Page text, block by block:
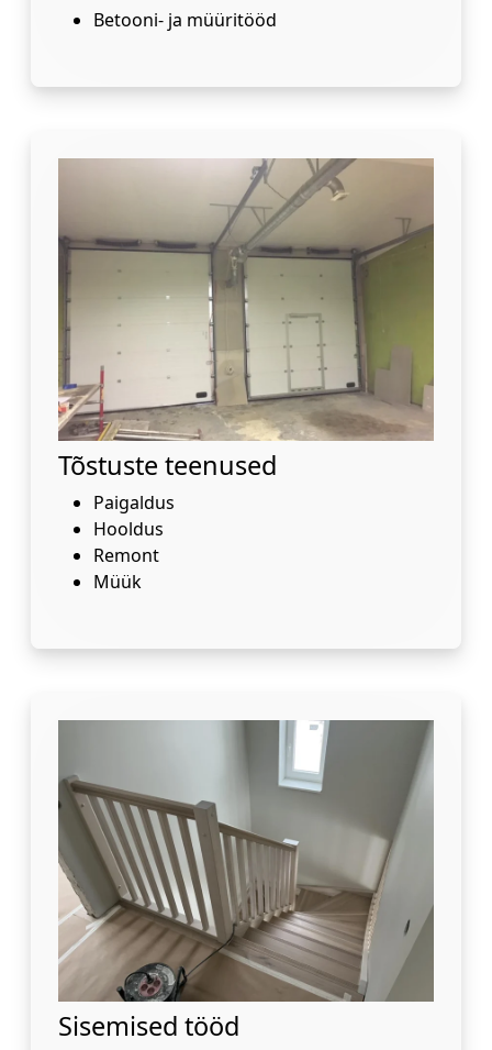
Betooni- ja müüritööd
Tõstuste teenused
Paigaldus
Hooldus
Remont
Müük
Sisemised tööd